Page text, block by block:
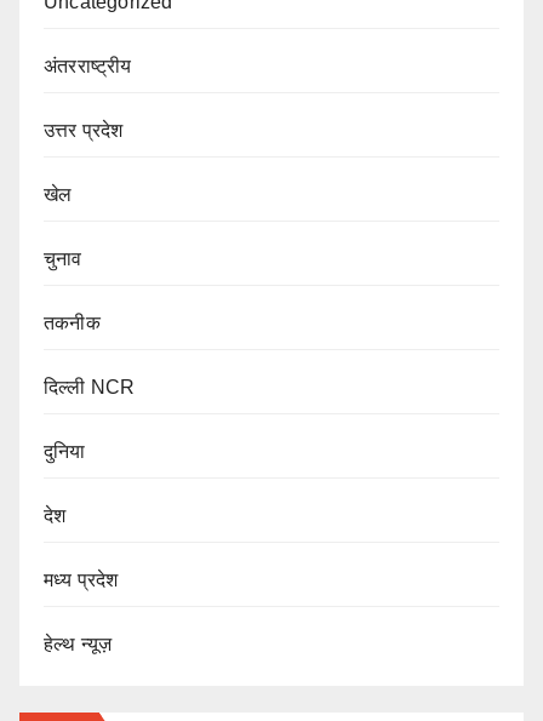
अंतरराष्ट्रीय
उत्तर प्रदेश
खेल
चुनाव
तकनीक
दिल्ली NCR
दुनिया
देश
मध्य प्रदेश
हेल्थ न्यूज़